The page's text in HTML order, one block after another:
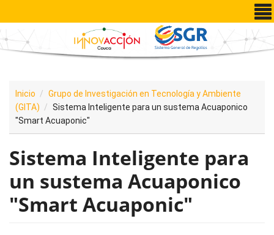
Pasar al contenido principal
Inicio
Grupo de Investigación en Tecnología y Ambiente
(GITA)
Sistema Inteligente para un sustema Acuaponico
"Smart Acuaponic"
Sistema Inteligente para
un sustema Acuaponico
"Smart Acuaponic"